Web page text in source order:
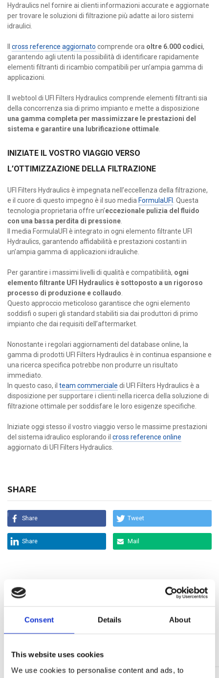
Consent Details About
This website uses cookies
We use cookies to personalise content and ads, to
Hydraulics nel fornire ai clienti informazioni accurate e aggiornate
per trovare le soluzioni di filtrazione più adatte ai loro sistemi
idraulici.
cross reference aggiornato comprende ora oltre 6.000 codici,
garantendo agli utenti la possibilità di identificare rapidamente
elementi filtranti di ricambio compatibili per un’ampia gamma di
applicazioni.
Il webtool di UFI Filters Hydraulics comprende elementi filtranti sia
della concorrenza sia di primo impianto e mette a disposizione
una gamma completa per massimizzare le prestazioni del
sistema e garantire una lubrificazione ottimale.
INIZIATE IL VOSTRO VIAGGIO VERSO
L’OTTIMIZZAZIONE DELLA FILTRAZIONE
UFI Filters Hydraulics è impegnata nell’eccellenza della filtrazione,
e il cuore di questo impegno è il suo media FormulaUFI . Questa
tecnologia proprietaria offre un’eccezionale pulizia del fluido
con una bassa perdita di pressione
Il media FormulaUFI è integrato in ogni elemento filtrante UFI
Hydraulics, garantendo affidabilità e prestazioni costanti in
un’ampia gamma di applicazioni idrauliche.
Per garantire i massimi livelli di qualità e compatibilità, ogni
elemento filtrante UFI Hydraulics è sottoposto a un rigoroso
processo di produzione e collaudo
Questo approccio meticoloso garantisce che ogni elemento
soddisfi o superi gli standard stabiliti sia dai produttori di primo
impianto che dai requisiti dell’aftermarket.
Nonostante i regolari aggiornamenti del database online, la
gamma di prodotti UFI Filters Hydraulics è in continua espansione e
una ricerca specifica potrebbe non produrre un risultato
immediato.
In questo caso, il team commerciale di UFI Filters Hydraulics è a
disposizione per supportare i clienti nella ricerca della soluzione di
filtrazione ottimale per soddisfare le loro esigenze specifiche.
Iniziate oggi stesso il vostro viaggio verso le massime prestazioni
del sistema idraulico esplorando il cross reference online
aggiornato di UFI Filters Hydraulics.
SHARE
Share Tweet
Share Mail
05 Giu 2026
Continua a leggere >